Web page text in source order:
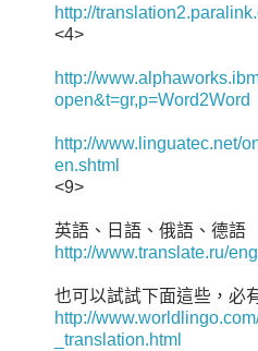
http://
<4>
http://
open&t=gr,p=Word2Word
http://www.linguatec.net/
en.shtml
<9>
英語、日語、俄語、德語
http://www.translate.ru/
也可以試試下面這些，必
http://
_translation.html